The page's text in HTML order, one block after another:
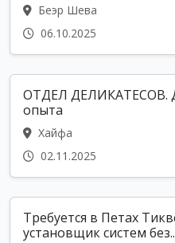
Беэр Шева
06.10.2025
ОТДЕЛ ДЕЛИКАТЕСОВ.
опыта
Хайфа
02.11.2025
Требуется в Петах
установщик систем